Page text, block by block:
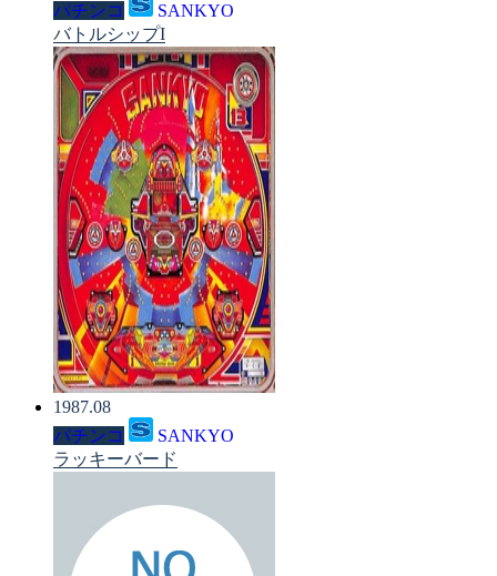
パチンコ
SANKYO
バトルシップI
1987.08
パチンコ
SANKYO
ラッキーバード